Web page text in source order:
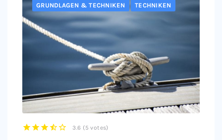
GRUNDLAGEN & TECHNIKEN TECHNIKEN
3.6 (5 votes)